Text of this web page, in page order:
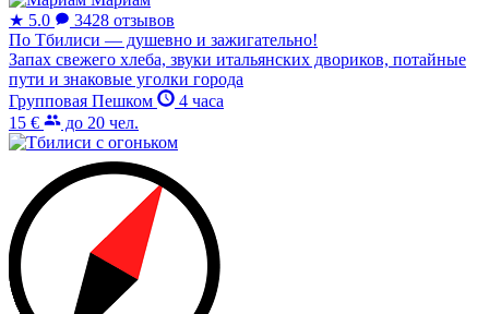
★ 5.0
3428 отзывов
По Тбилиси — душевно и зажигательно!
Запах свежего хлеба, звуки итальянских двориков, потайные
пути и знаковые уголки города
Групповая Пешком
4 часа
15 €
до 20 чел.